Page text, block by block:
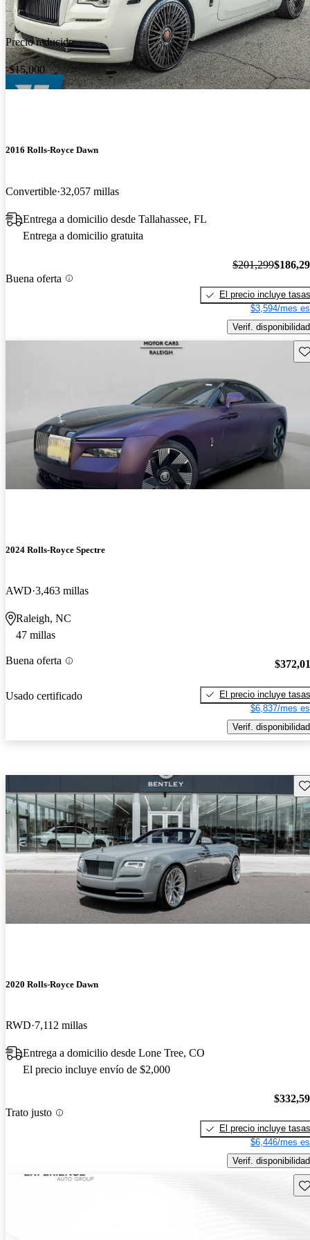
Precio reducido
-$15,000
2016 Rolls-Royce Dawn
Convertible 32,057 millas
Entrega a domicilio desde Tallahassee, FL
Entrega a domicilio gratuita
Buena oferta
$201,299
El precio incluye tasas
$3,594/mes
Verif. disponibilidad
2024 Rolls-Royce Spectre
AWD 3,463 millas
Raleigh, NC
47 millas
Buena oferta
Usado certificado
El precio incluye tasas
$6,837/mes
Verif. disponibilidad
2020 Rolls-Royce Dawn
RWD 7,112 millas
Entrega a domicilio desde Lone Tree, CO
El precio incluye envío de $2,000
Trato justo
El precio incluye tasas
$6,446/mes
Verif. disponibilidad